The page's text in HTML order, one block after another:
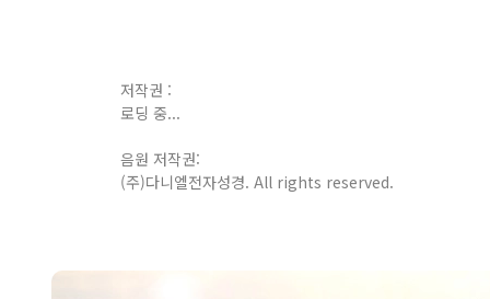
저작권 :
로딩 중...
음원 저작권:
(주)다니엘전자성경. All rights reserved.